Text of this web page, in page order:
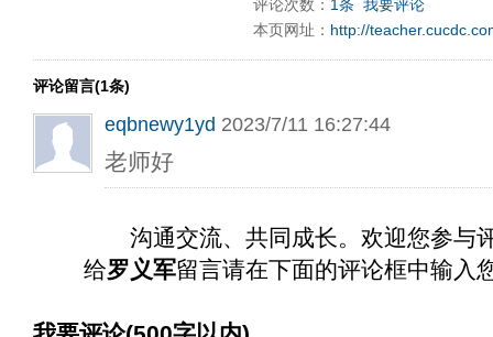
评论次数： 1条 我要评论
本页网址： http://
评论留言(1条)
eqbnewy1yd 2023/7/11 16:27:44
老师好
沟通交流、共同成长。欢迎您参与
给罗义军留言请在下面的评论框中输入